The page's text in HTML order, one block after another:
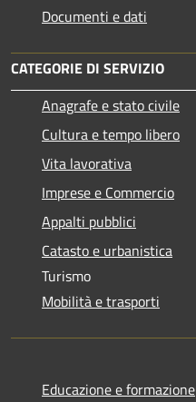
Documenti e dati
CATEGORIE DI SERVIZIO
Anagrafe e stato civile
Cultura e tempo libero
Vita lavorativa
Imprese e Commercio
Appalti pubblici
Catasto e urbanistica
Turismo
Mobilità e trasporti
Educazione e formazione